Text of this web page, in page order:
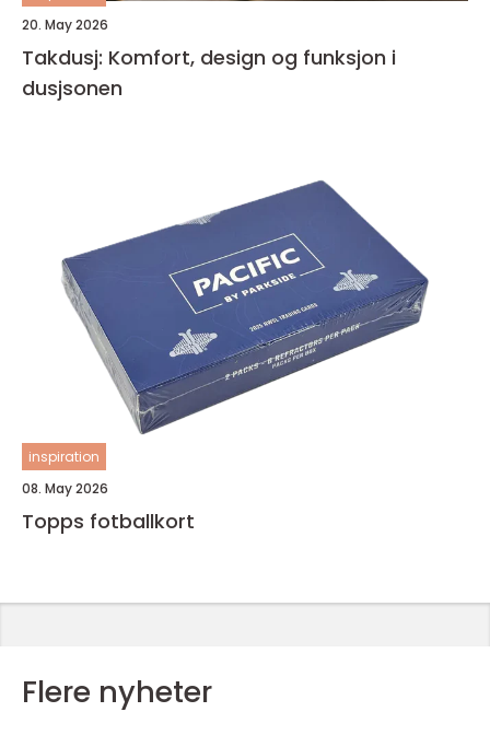
20. May 2026
Takdusj: Komfort, design og funksjon i
dusjsonen
inspiration
08. May 2026
Topps fotballkort
Flere nyheter